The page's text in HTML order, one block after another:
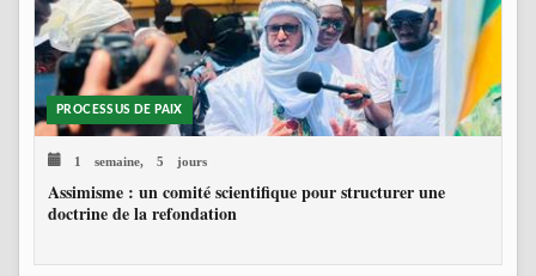
PROCESSUS DE PAIX
1 semaine, 5 jours
Assimisme : un comité scientifique pour structurer une
doctrine de la refondation